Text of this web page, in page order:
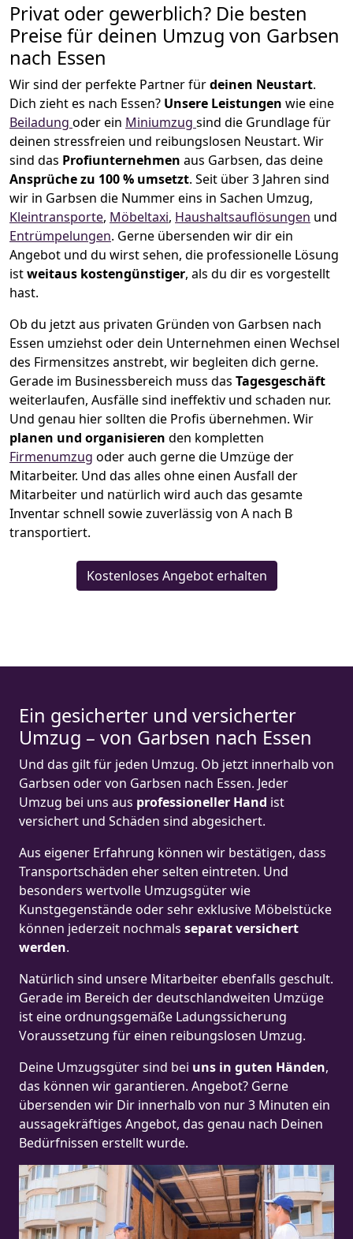
Privat oder gewerblich? Die besten
Preise für deinen Umzug von Garbsen
nach Essen
Wir sind der perfekte Partner fürdeinen Neustart.
Dich zieht es nach Essen? Unsere Leistungen wie eine
Beiladung oder ein Miniumzug sind die Grundlage für
deinen stressfreien und reibungslosen Neustart. Wir
sind das Profiunternehmen aus Garbsen, das deine
Ansprüche zu 100 % umsetzt. Seit über 3 Jahren sind
wir in Garbsen die Nummer eins in Sachen Umzug,
Kleintransporte, Möbeltaxi, Haushaltsauflösungen und
Entrümpelungen. Gerne übersenden wir dir ein
Angebot und du wirst sehen, die professionelle Lösung
istweitaus kostengünstiger, als du dir es vorgestellt
hast.
Ob du jetzt aus privaten Gründen von Garbsen nach
Essen umziehst oder dein Unternehmen einen Wechsel
des Firmensitzes anstrebt, wir begleiten dich gerne.
Gerade im Businessbereich muss das Tagesgeschäft
weiterlaufen, Ausfälle sind ineffektiv und schaden nur.
Und genau hier sollten die Profis übernehmen. Wir
planen und organisieren den kompletten
Firmenumzug oder auch gerne die Umzüge der
Mitarbeiter. Und das alles ohne einen Ausfall der
Mitarbeiter und natürlich wird auch das gesamte
Inventar schnell sowie zuverlässig von A nach B
transportiert.
Kostenloses Angebot erhalten
Ein gesicherter und versicherter
Umzug – von Garbsen nach Essen
Und das gilt für jeden Umzug. Ob jetzt innerhalb von
Garbsen oder von Garbsen nach Essen. Jeder
Umzug bei uns aus professioneller Hand ist
versichert und Schäden sind abgesichert.
Aus eigener Erfahrung können wir bestätigen, dass
Transportschäden eher selten eintreten. Und
besonders wertvolle Umzugsgüter wie
Kunstgegenstände oder sehr exklusive Möbelstücke
können jederzeit nochmals separat versichert
werden.
Natürlich sind unsere Mitarbeiter ebenfalls geschult.
Gerade im Bereich der deutschlandweiten Umzüge
ist eine ordnungsgemäße Ladungssicherung
Voraussetzung für einen reibungslosen Umzug.
Deine Umzugsgüter sind bei uns in guten Händen,
das können wir garantieren. Angebot? Gerne
übersenden wir Dir innerhalb von nur 3 Minuten ein
aussagekräftiges Angebot, das genau nach Deinen
Bedürfnissen erstellt wurde.